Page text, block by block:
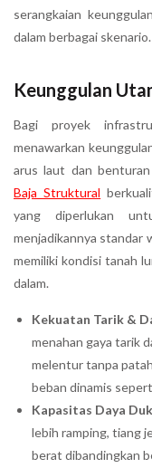
serangkaian
dalam berbagai skenario.
Keunggulan
Bagi proyek
menawarkan
arus laut dan
Baja Struktural
yang diperlukan
menjadikannya standar
memiliki kondisi tanah
dalam.
Kekuatan Tarik &
menahan gaya tarik
melentur tanpa
beban dinamis
Kapasitas Daya
lebih ramping, tiang
berat dibandingkan